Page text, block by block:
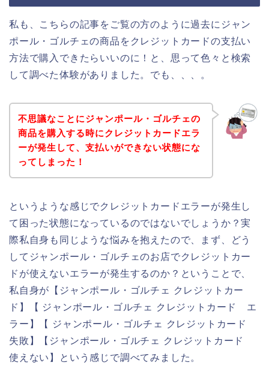
私も、こちらの記事をご覧の方のように過去にジャン
ポール・ゴルチェの商品をクレジットカードの支払い
方法で購入できたらいいのに！と、思って色々と検索
して調べた体験がありました。でも、、、。
不思議なことにジャンポール・ゴルチェの
商品を購入する時にクレジットカードエラ
ーが発生して、支払いができない状態にな
ってしまった！
というような感じでクレジットカードエラーが発生し
て困った状態になっているのではないでしょうか？実
際私自身も同じような悩みを抱えたので、まず、どう
してジャンポール・ゴルチェのお店でクレジットカー
ドが使えないエラーが発生するのか？ということで、
私自身が【ジャンポール・ゴルチェ クレジットカー
ド】【 ジャンポール・ゴルチェ クレジットカード エ
ラー】【 ジャンポール・ゴルチェ クレジットカード
失敗】【ジャンポール・ゴルチェ クレジットカード
使えない】という感じで調べてみました。